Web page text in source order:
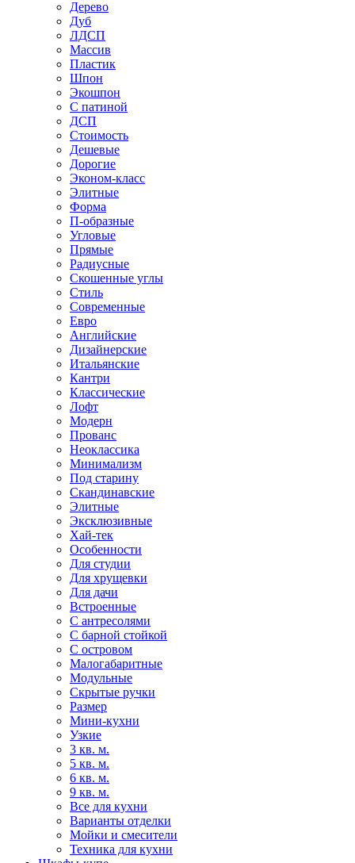
Дерево
Дуб
ЛДСП
Массив
Пластик
Шпон
Экошпон
С патиной
ДСП
Стоимость
Дешевые
Дорогие
Эконом-класс
Элитные
Форма
П-образные
Угловые
Прямые
Радиусные
Скошенные углы
Стиль
Современные
Евро
Английские
Дизайнерские
Итальянские
Кантри
Классические
Лофт
Модерн
Прованс
Неоклассика
Минимализм
Под старину
Скандинавские
Элитные
Эксклюзивные
Хай-тек
Особенности
Для студии
Для хрущевки
Для дачи
Встроенные
С антресолями
С барной стойкой
С островом
Малогабаритные
Модульные
Скрытые ручки
Размер
Мини-кухни
Узкие
3 кв. м.
5 кв. м.
6 кв. м.
9 кв. м.
Все для кухни
Варианты отделки
Мойки и смесители
Техника для кухни